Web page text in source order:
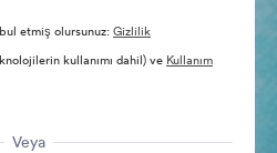
etmiş olursunuz:Gizlilik
kullanımı dahil) ve Kullanım
Veya